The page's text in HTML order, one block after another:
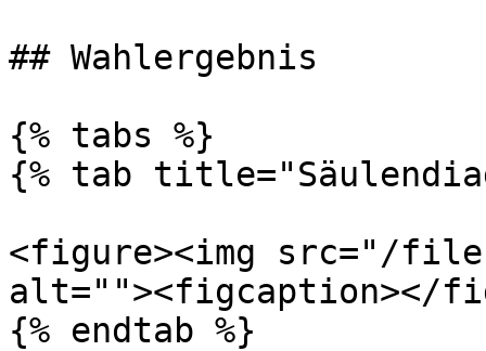
## Wahlergebnis
{% tabs %}
{% tab
<figure><img src="/
alt=""><figcaption></
{% endtab %}